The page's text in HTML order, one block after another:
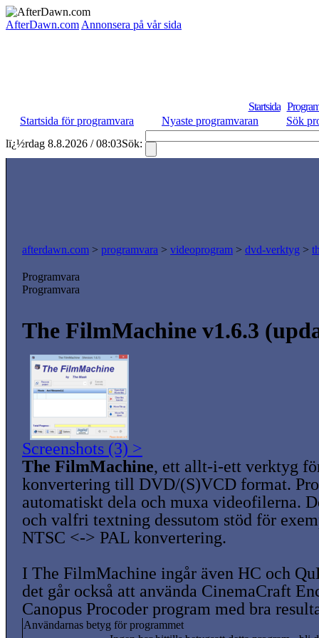
AfterDawn.com Annonsera på vår sida
Startsida
Startsida för programvara
Nyaste programvaran
Sök
lï¿½rdag 8.8.2026 / 08:03Sök:
afterdawn.com > programvara > videoprogram > dvd-verktyg >
Programvara
Programvara
The FilmMachine v1.6.3
Screenshots (3) >
The FilmMachine, ett allt-i-ett verktyg
konvertering till DVD/(S)VCD format.
automatiskt dela och muxa videofilerna.
och valfri textning dessutom stöd för
NTSC <-> PAL konvertering.
I The FilmMachine ingår även HC och
det går också att använda CinemaCraft
Canopus Procoder program med bra
Användarnas betyg för programmet